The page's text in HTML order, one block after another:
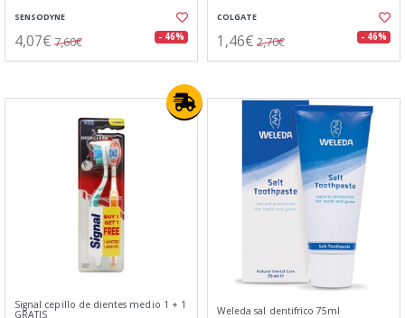
SENSODYNE
4,07€ 7,60€ - 46%
COLGATE
1,46€ 2,70€ - 46%
Signal cepillo de dientes medio 1 + 1
GRATIS Weleda sal dentifrico 75ml